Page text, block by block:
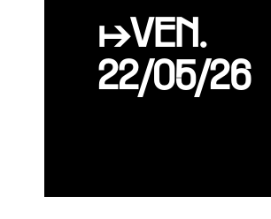
↦VEN.
22/05/26